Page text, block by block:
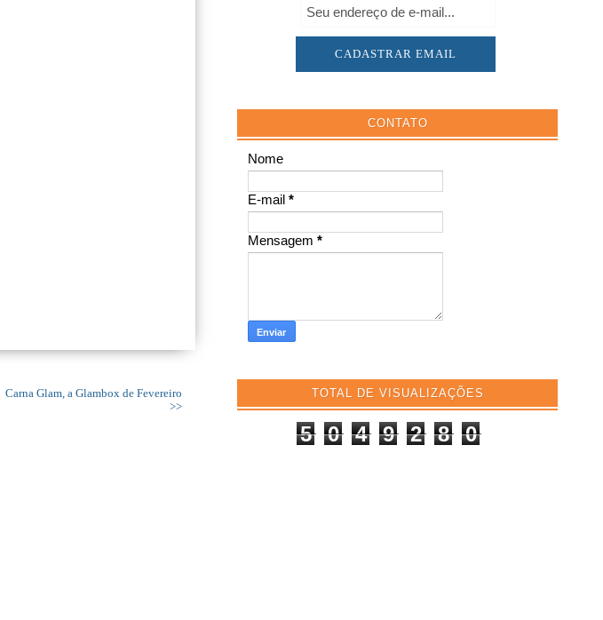
Carna Glam, a Glambox de Fevereiro
>>
CONTATO
Nome
E-mail *
Mensagem *
TOTAL DE VISUALIZAÇÕES
5 0 4 9 2 8 0